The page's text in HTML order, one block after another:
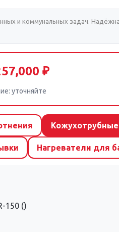
и коммунальных задач.
₽
уточняйте
Нагреватели для
150 ()